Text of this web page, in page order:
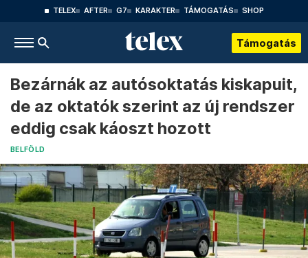
TELEX AFTER G7 KARAKTER TÁMOGATÁS SHOP
Támogatás
Bezárnák az autósoktatás kiskapuit,
de az oktatók szerint az új rendszer
eddig csak káoszt hozott
BELFÖLD